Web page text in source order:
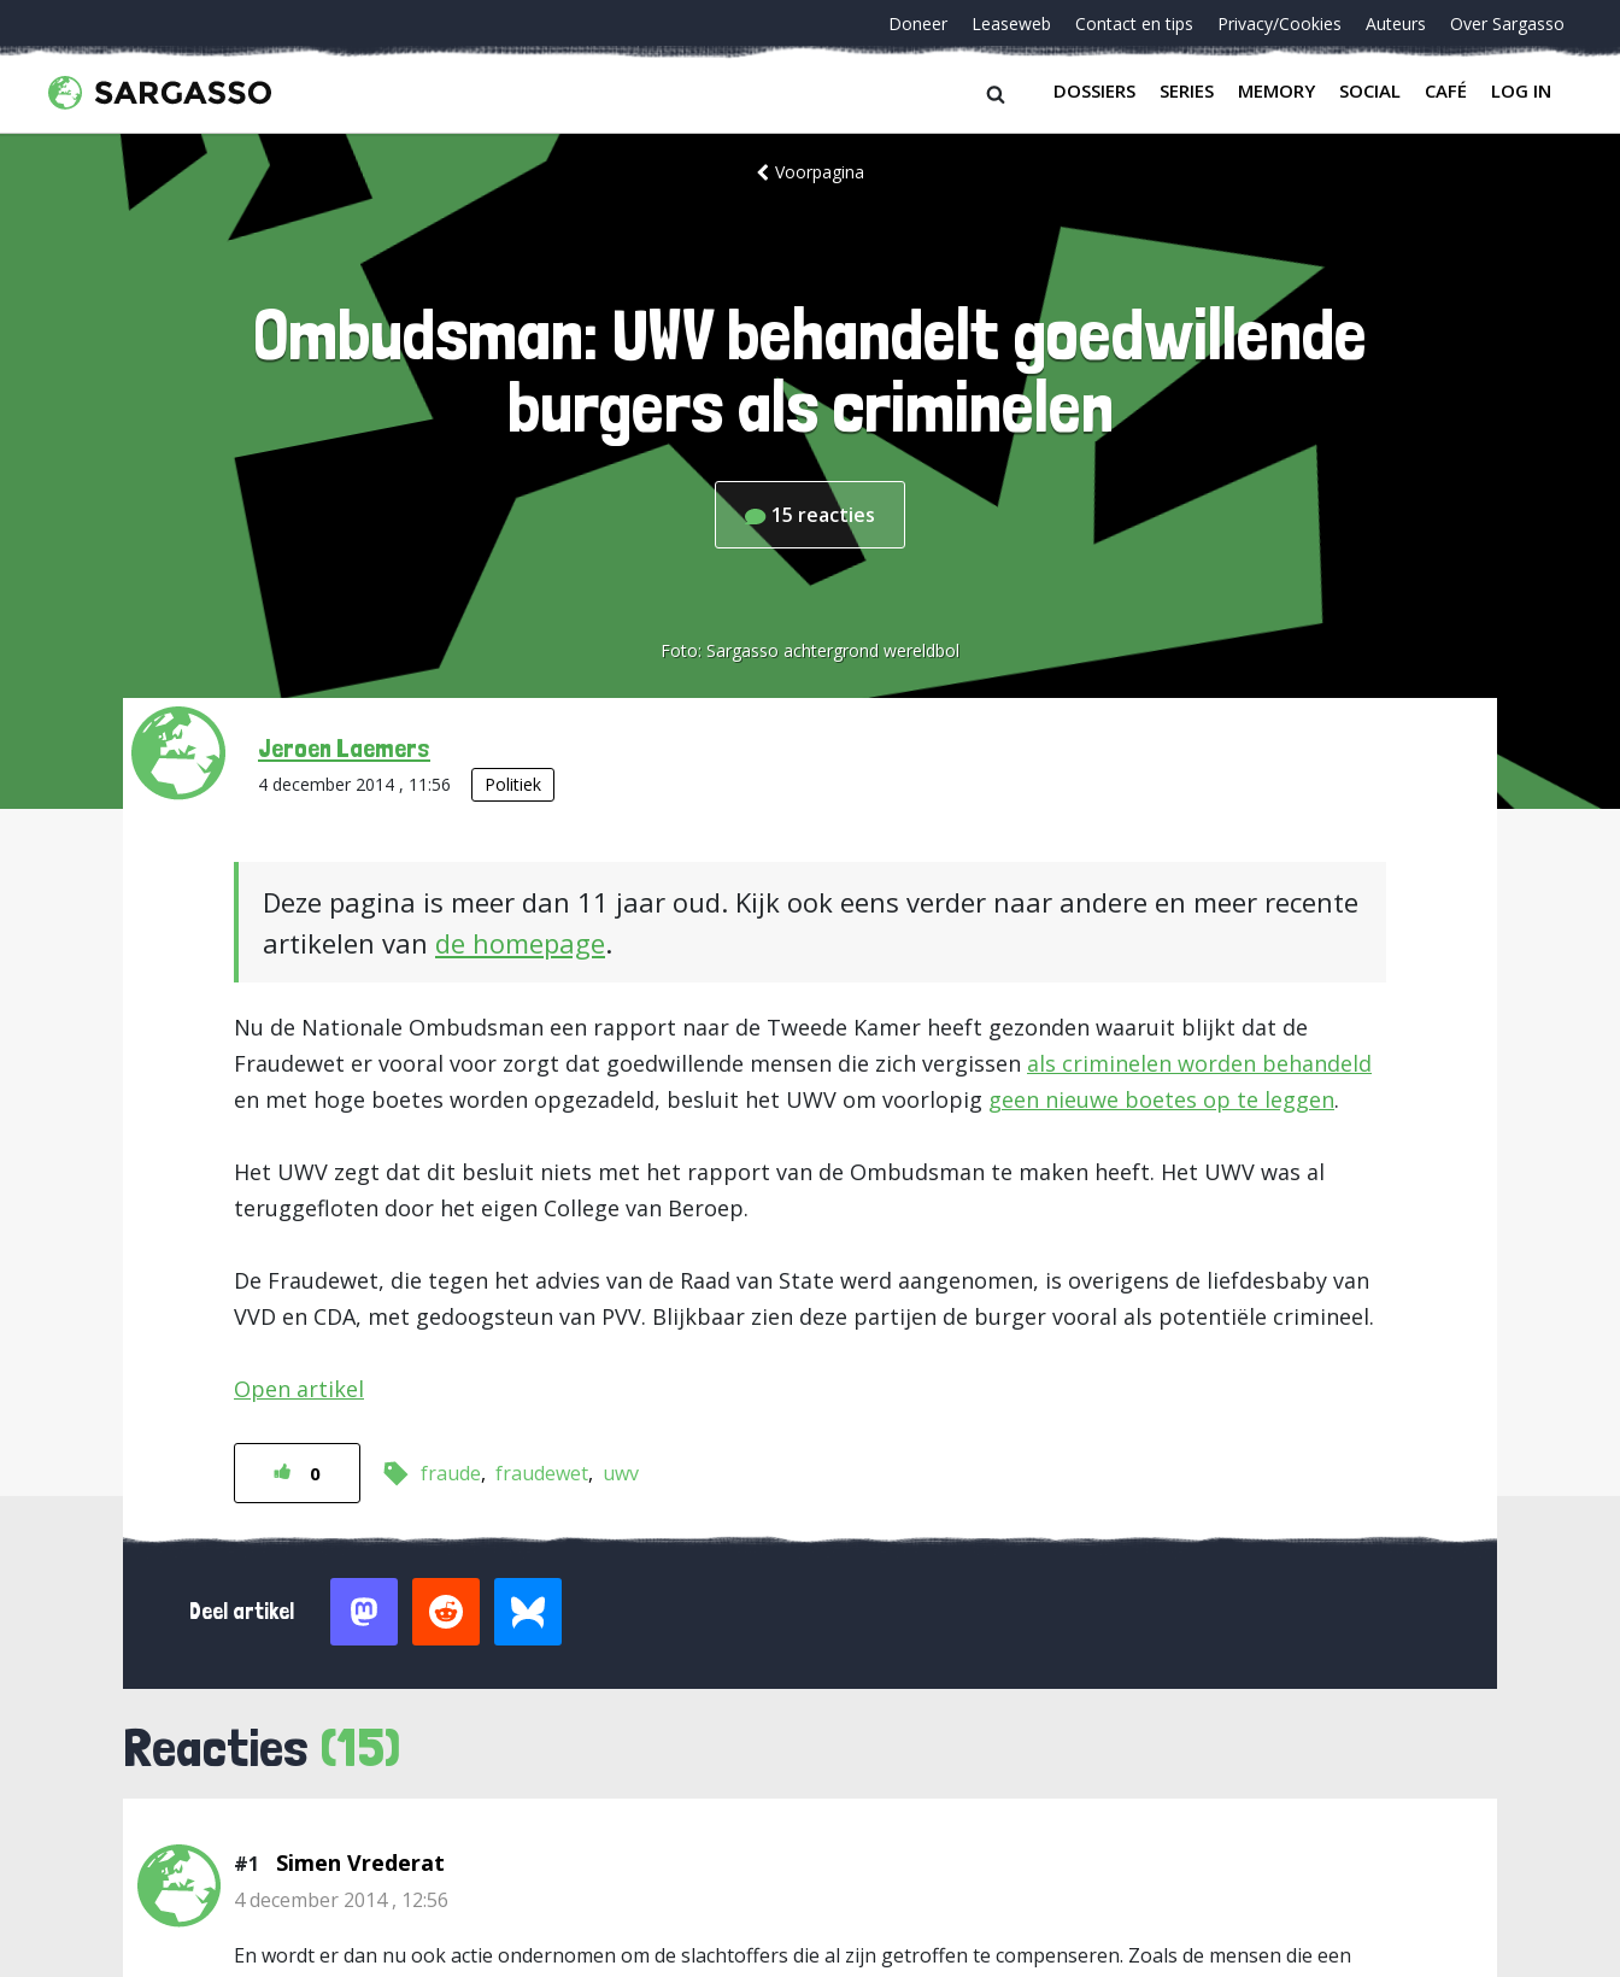
Doneer Leaseweb Contact en tips Privacy/Cookies Auteurs Over Sargasso
DOSSIERS SERIES MEMORY SOCIAL CAFÉ LOG IN
Voorpagina
Ombudsman: UWV behandelt goedwillende
burgers als criminelen
15 reacties
Foto: Sargasso achtergrond wereldbol
Jeroen Laemers
4 december 2014 , 11:56 Politiek
Deze pagina is meer dan 11 jaar oud. Kijk ook eens verder naar andere en meer recente
artikelen van de homepage.
Nu de Nationale Ombudsman een rapport naar de Tweede Kamer heeft gezonden waaruit blijkt dat de
Fraudewet er vooral voor zorgt dat goedwillende mensen die zich vergissen als criminelen worden behandeld
en met hoge boetes worden opgezadeld, besluit het UWV om voorlopig geen nieuwe boetes op te leggen.
Het UWV zegt dat dit besluit niets met het rapport van de Ombudsman te maken heeft. Het UWV was al
teruggefloten door het eigen College van Beroep.
De Fraudewet, die tegen het advies van de Raad van State werd aangenomen, is overigens de liefdesbaby van
VVD en CDA, met gedoogsteun van PVV. Blijkbaar zien deze partijen de burger vooral als potentiële crimineel.
Open artikel
0 fraude fraudewet uwv
Deel artikel
Reacties (15)
#1 Simen Vrederat
4 december 2014 , 12:56
En wordt er dan nu ook actie ondernomen om de slachtoffers die al zijn getroffen te compenseren. Zoals de mensen die een